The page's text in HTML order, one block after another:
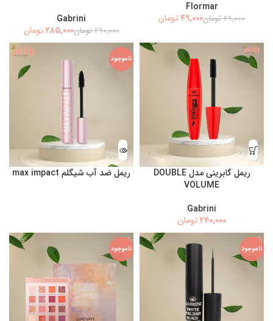
Flormar
۶۹,۰۰۰ تومان۴۹,۰۰۰تومان
Gabrini
۲۹۰,۰۰۰ تومان۲۸۵,۰۰۰ تومان
ریمل گابرینی مدل DOUBLE
VOLUME
Gabrini
تومان
ناموجود
ریمل ضد آب شیگلم max impact
ناموجود ناموجود